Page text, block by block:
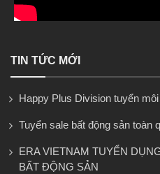
TIN TỨC MỚI
Happy Plus Division tuyển
Tuyển sale bất động sản toàn
ERA VIETNAM TUYỂN
BẤT ĐỘNG SẢN